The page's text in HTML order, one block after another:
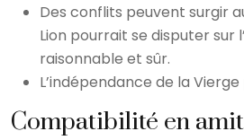
Des conflits peuvent surgir
Lion pourrait se disputer sur
raisonnable et sûr.
L’indépendance de la
Compatibilité en